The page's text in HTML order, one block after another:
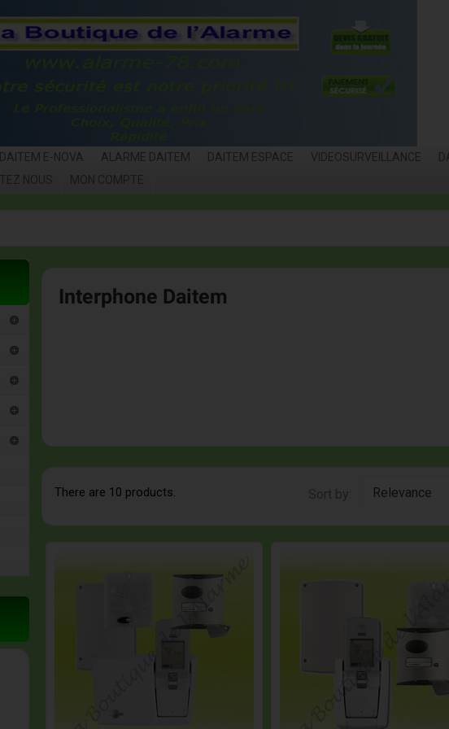
DAITEM E-NOVA ALARME DAITEM DAITEM ESPACE VIDEOSURVEILLANCE





Interphone Daitem
There are 10 products. Relevance